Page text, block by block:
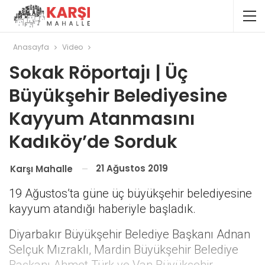
Anasayfa Video
Sokak Röportajı | Üç
Büyükşehir Belediyesine
Kayyum Atanmasını
Kadıköy’de Sorduk
Karşı Mahalle 21 Ağustos 2019
19 Ağustos’ta güne üç büyükşehir belediyesine
kayyum atandığı haberiyle başladık.
Diyarbakır Büyükşehir Belediye Başkanı Adnan
Selçuk Mızraklı, Mardin Büyükşehir Belediye